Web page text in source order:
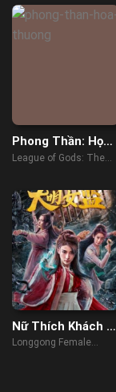
Phong Thần: Họa
Thương
League of Gods: The
Nữ Thích Khách Ở
Long Cung: Nhà
Longgong Female